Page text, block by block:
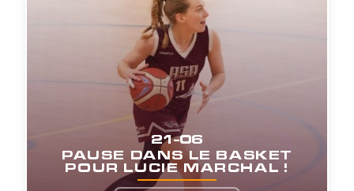
21-06
PAUSE DANS LE BASKET
POUR LUCIE MARCHAL !